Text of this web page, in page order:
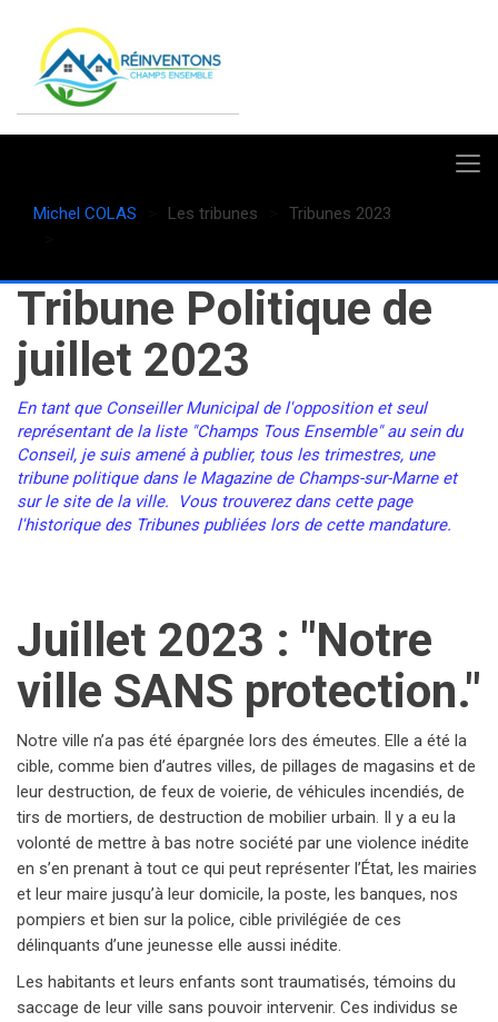
Michel COLAS Les tribunes
Tribunes 2023
Tribune Politique de
juillet 2023
En tant que Conseiller Municipal de l'opposition et seul
représentant de la liste "Champs Tous Ensemble" au sein du
Conseil, je suis amené à publier, tous les trimestres, une
tribune politique dans le Magazine de Champs-sur-Marne et
sur le site de la ville. Vous trouverez dans cette page
l'historique des Tribunes publiées lors de cette mandature.
Juillet 2023 : "Notre
ville SANS protection."
Notre ville n’a pas été épargnée lors des émeutes. Elle a été la
cible, comme bien d’autres villes, de pillages de magasins et de
leur destruction, de feux de voierie, de véhicules incendiés, de
tirs de mortiers, de destruction de mobilier urbain. Il y a eu la
volonté de mettre à bas notre société par une violence inédite
en s’en prenant à tout ce qui peut représenter l’État, les mairies
et leur maire jusqu’à leur domicile, la poste, les banques, nos
pompiers et bien sur la police, cible privilégiée de ces
délinquants d’une jeunesse elle aussi inédite.
Les habitants et leurs enfants sont traumatisés, témoins du
saccage de leur ville sans pouvoir intervenir. Ces individus se